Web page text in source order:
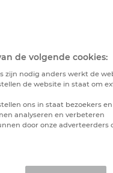
de volgende cookies:
zijn nodig anders werkt de
de website in staat om
ons in staat bezoekers
analyseren en verbeteren
door onze adverteerders